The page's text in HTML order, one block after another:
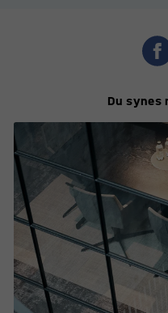
Du synes